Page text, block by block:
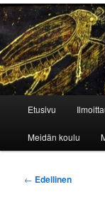
Etusivu
Meidän koulu
Artikkelien
← Edellinen